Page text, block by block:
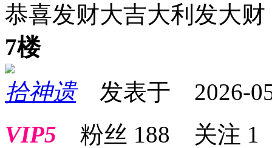
恭喜发财大吉大利发大财
7楼
拾神遗发表于 2026-
VIP5 粉丝 188 关注 1